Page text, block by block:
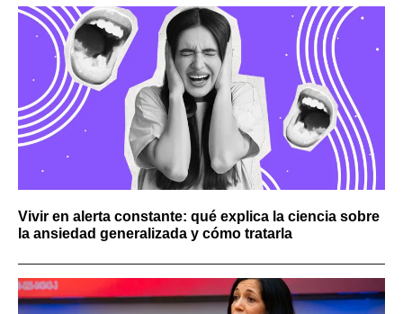
Vivir en alerta constante: qué explica la ciencia sobre
la ansiedad generalizada y cómo tratarla